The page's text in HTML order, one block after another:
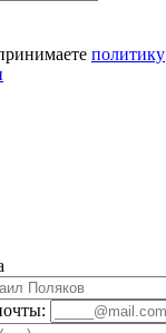
политику